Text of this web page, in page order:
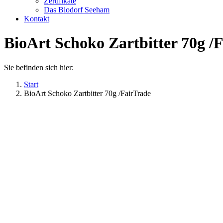
Das Biodorf Seeham
Kontakt
BioArt Schoko Zartbitter 70g /
Sie befinden sich hier:
Start
BioArt Schoko Zartbitter 70g /FairTrade